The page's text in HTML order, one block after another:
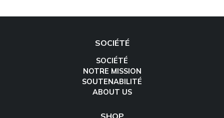
SOCIÉTÉ
SOCIÉTÉ
NOTRE MISSION
SOUTENABILITÉ
ABOUT US